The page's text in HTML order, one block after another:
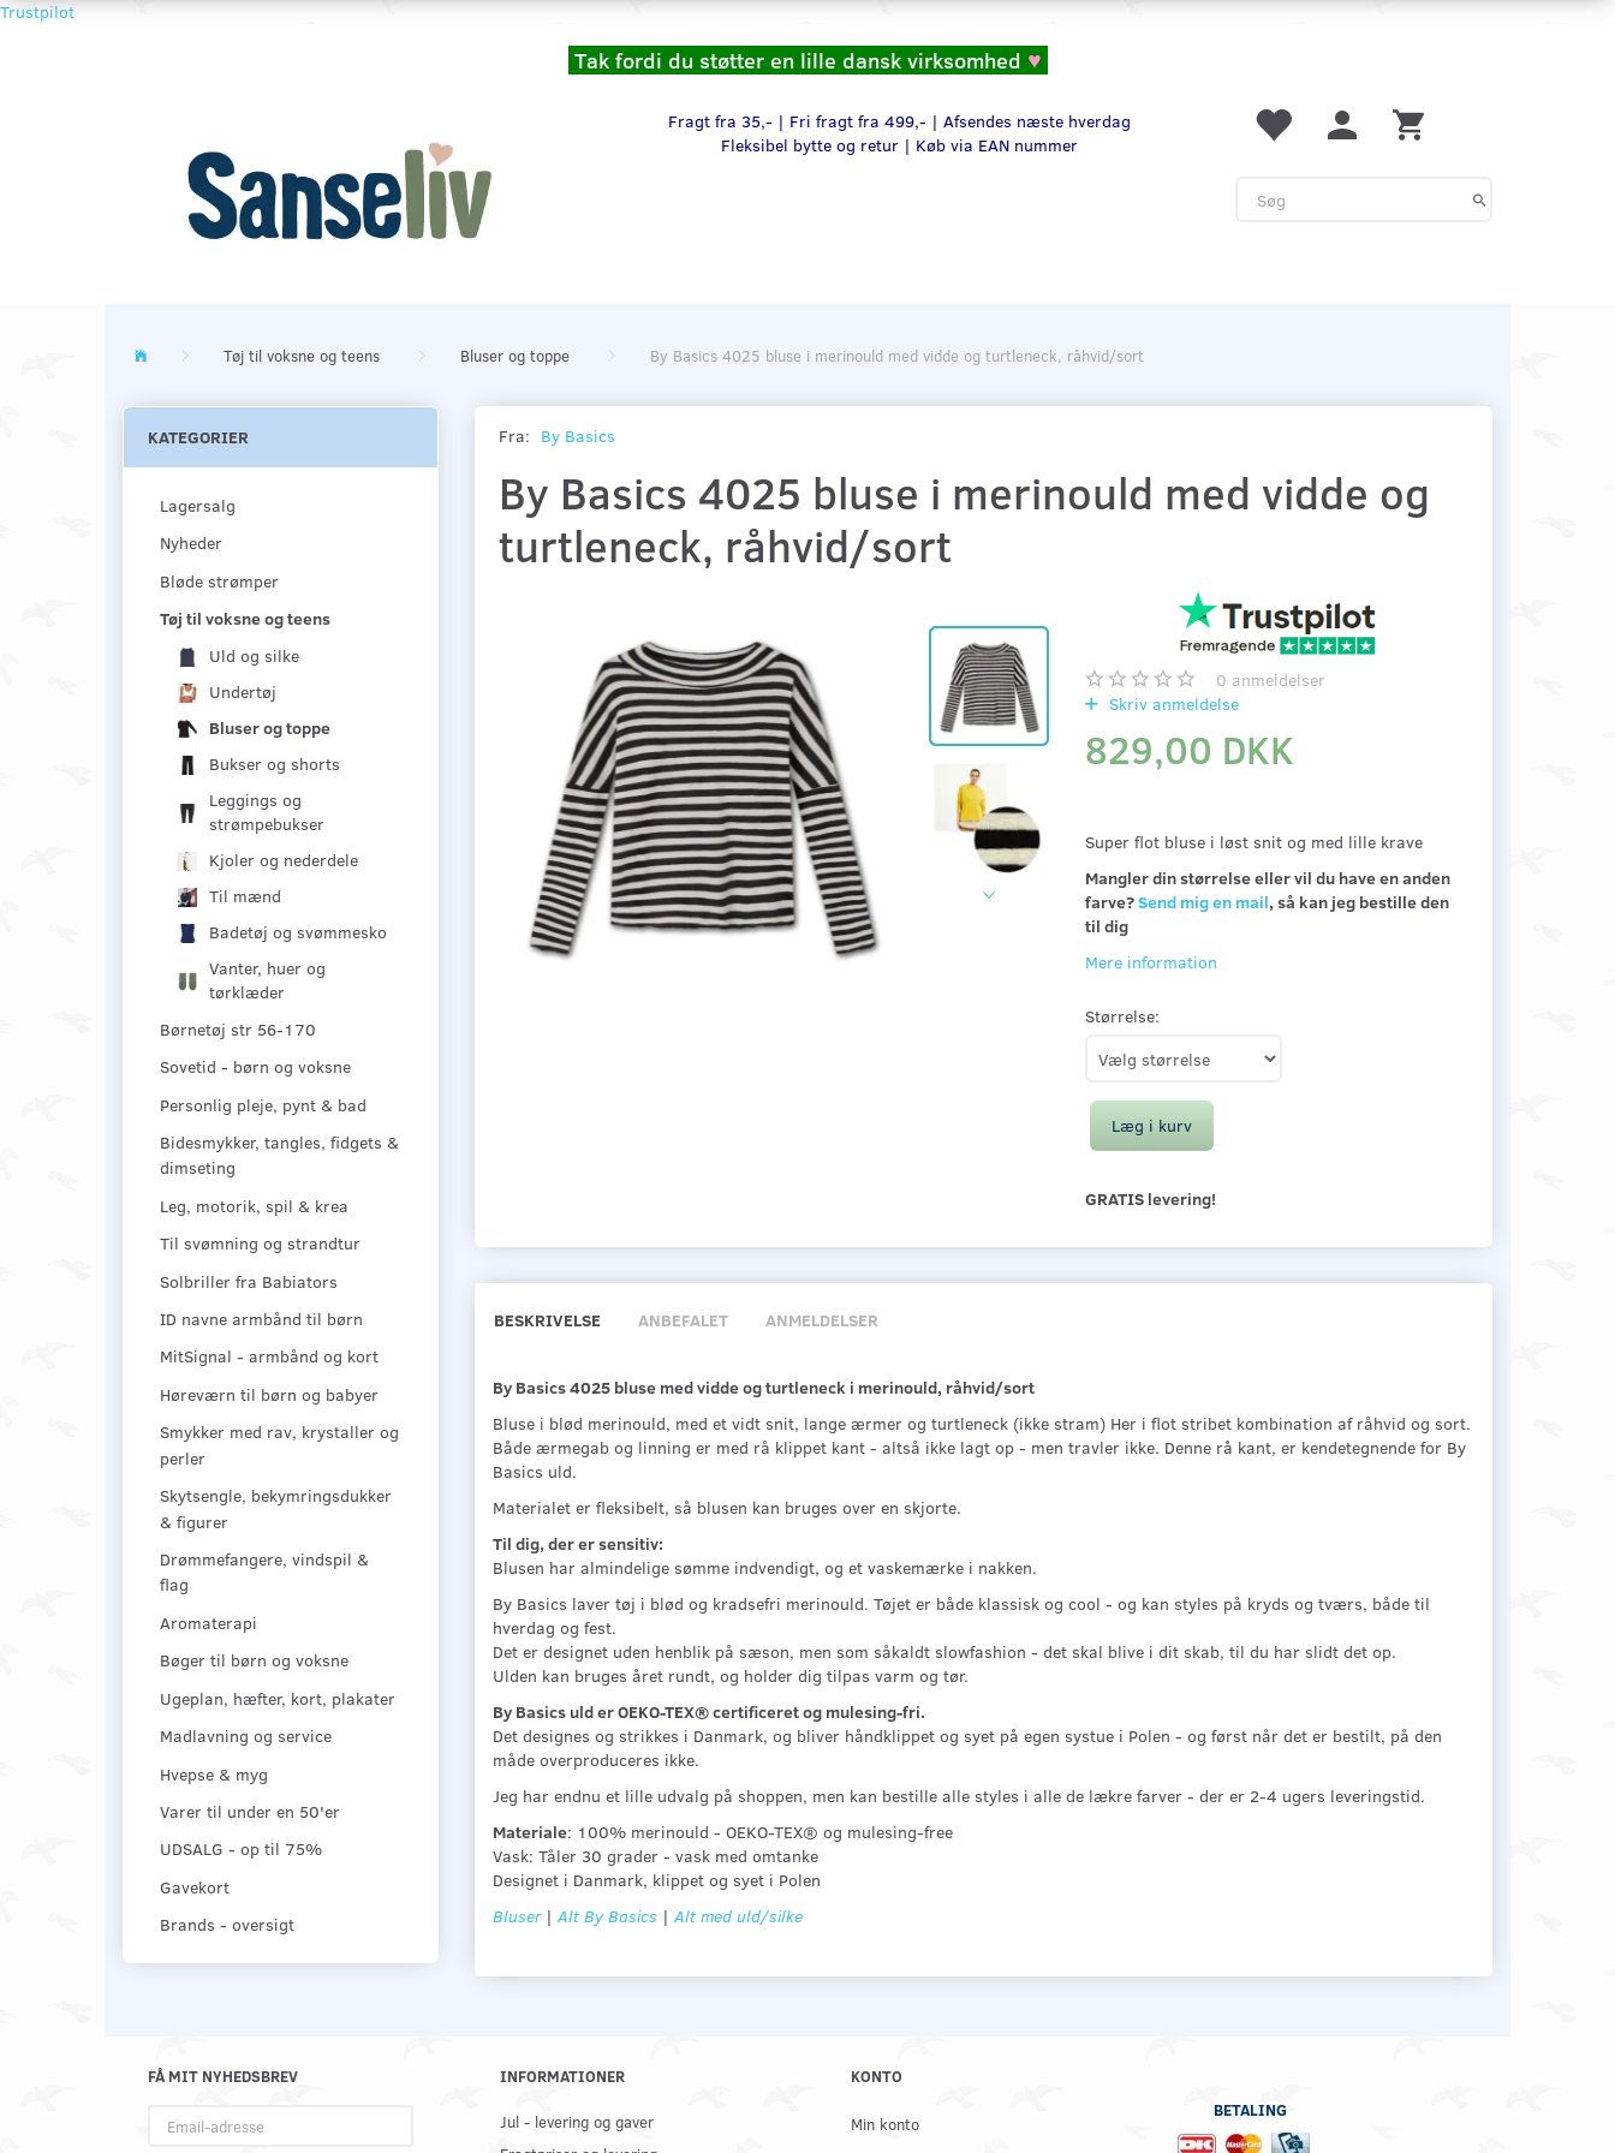
Trustpilot
Tak fordi du støtter en lille dansk virksomhed ♥
Fragt fra 35,- | Fri fragt fra 499,- | Afsendes næste hverdag
Fleksibel bytte og retur | Køb via EAN nummer
Tøj til voksne og teens Bluser og toppe By Basics 4025 bluse i merinould med vidde og turtleneck, råhvid/sort
KATEGORIER
Lagersalg
Nyheder
Bløde strømper
Tøj til voksne og teens
Uld og silke
Undertøj
Bluser og toppe
Bukser og shorts
Leggings og
strømpebukser
Kjoler og nederdele
Til mænd
Badetøj og svømmesko
Vanter, huer og
tørklæder
Børnetøj str 56-170
Sovetid - børn og voksne
Personlig pleje, pynt & bad
Bidesmykker, tangles, fidgets &
dimseting
Leg, motorik, spil & krea
Til svømning og strandtur
Solbriller fra Babiators
ID navne armbånd til børn
MitSignal - armbånd og kort
Høreværn til børn og babyer
Smykker med rav, krystaller og
perler
Skytsengle, bekymringsdukker
& figurer
Drømmefangere, vindspil &
flag
Aromaterapi
Bøger til børn og voksne
Ugeplan, hæfter, kort, plakater
Madlavning og service
Hvepse & myg
Varer til under en 50'er
UDSALG - op til 75%
Gavekort
Brands - oversigt
Fra: By Basics
By Basics 4025 bluse i merinould med vidde og
turtleneck, råhvid/sort
0 anmeldelser
Skriv anmeldelse
829,00 DKK
Super flot bluse i løst snit og med lille krave
Mangler din størrelse eller vil du have en anden
farve?Send mig en mail, så kan jeg bestille den
til dig
Mere information
Størrelse:
Læg i kurv
GRATIS levering!
BESKRIVELSE ANBEFALET ANMELDELSER
By Basics 4025 bluse med vidde og turtleneck i merinould, råhvid/sort
Bluse i blød merinould, med et vidt snit, lange ærmer og turtleneck (ikke stram) Her i flot stribet kombination af råhvid og sort.
Både ærmegab og linning er med rå klippet kant - altså ikke lagt op - men travler ikke. Denne rå kant, er kendetegnende for By
Basics uld.
Materialet er fleksibelt, så blusen kan bruges over en skjorte.
Til dig, der er sensitiv:
Blusen har almindelige sømme indvendigt, og et vaskemærke i nakken.
By Basics laver tøj i blød og kradsefri merinould. Tøjet er både klassisk og cool - og kan styles på kryds og tværs, både til
hverdag og fest.
Det er designet uden henblik på sæson, men som såkaldt slowfashion - det skal blive i dit skab, til du har slidt det op.
Ulden kan bruges året rundt, og holder dig tilpas varm og tør.
By Basics uld er OEKO-TEX® certificeret og mulesing-fri.
Det designes og strikkes i Danmark, og bliver håndklippet og syet på egen systue i Polen - og først når det er bestilt, på den
måde overproduceres ikke.
Jeg har endnu et lille udvalg på shoppen, men kan bestille alle styles i alle de lækre farver - der er 2-4 ugers leveringstid.
Materiale: 100% merinould - OEKO-TEX® og mulesing-free
Vask: Tåler 30 grader - vask med omtanke
Designet i Danmark, klippet og syet i Polen
Bluser| Alt By Basics | Alt med uld/silke
FÅ MIT NYHEDSBREV
adresse
INFORMATIONER
Jul - levering og gaver
KONTO
Min konto
BETALING